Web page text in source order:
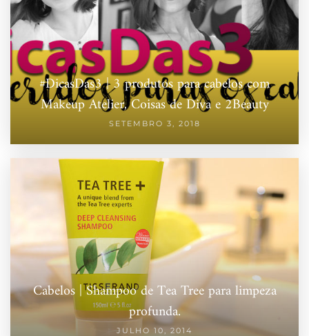
#DicasDas3 | 3 produtos para cabelos com
Makeup Atelier, Coisas de Diva e 2Beauty
SETEMBRO 3, 2018
Cabelos | Shampoo de Tea Tree para limpeza
profunda.
JULHO 10, 2014